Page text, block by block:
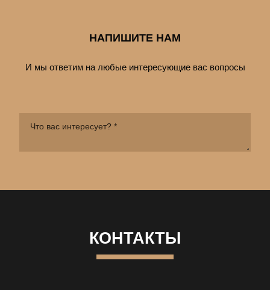
НАПИШИТЕ НАМ
И мы ответим на любые интересующие вас вопросы
КОНТАКТЫ